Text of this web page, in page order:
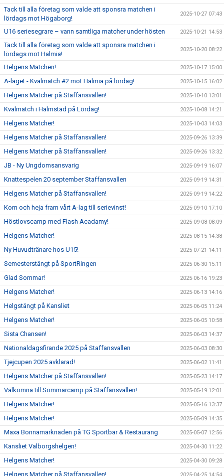
Tack till alla företag som valde att sponsra matchen i
lördags mot Högaborg!
2025-10-27 07:43
U16 seriesegrare – vann samtliga matcher under hösten 2025-10-21 14:53
Tack till alla företag som valde att sponsra matchen i
lördags mot Halmia!
2025-10-20 08:22
Helgens Matchen! 2025-10-17 15:00
A-laget - Kvalmatch #2 mot Halmia på lördag! 2025-10-15 16:02
Helgens Matcher på Staffansvallen! 2025-10-10 13:01
Kvalmatch i Halmstad på Lördag! 2025-10-08 14:21
Helgens Matcher! 2025-10-03 14:03
Helgens Matcher på Staffansvallen! 2025-09-26 13:39
Helgens Matcher på Staffansvallen! 2025-09-26 13:32
JB - Ny Ungdomsansvarig 2025-09-19 16:07
Knattespelen 20 september Staffansvallen 2025-09-19 14:31
Helgens Matcher på Staffansvallen! 2025-09-19 14:22
Kom och heja fram vårt A-lag till serievinst! 2025-09-10 17:10
Höstlovscamp med Flash Acadamy! 2025-09-08 08:09
Helgens Matcher! 2025-08-15 14:38
Ny Huvudtränare hos U15! 2025-07-21 14:11
Semesterstängt på SportRingen 2025-06-30 15:11
Glad Sommar! 2025-06-16 19:23
Helgens Matcher! 2025-06-13 14:16
Helgstängt på Kansliet 2025-06-05 11:24
Helgens Matcher! 2025-06-05 10:58
Sista Chansen! 2025-06-03 14:37
Nationaldagsfirande 2025 på Staffansvallen 2025-06-03 08:30
Tjejcupen 2025 avklarad! 2025-06-02 11:41
Helgens Matcher på Staffansvallen! 2025-05-23 14:17
Välkomna till Sommarcamp på Staffansvallen! 2025-05-19 12:01
Helgens Matcher! 2025-05-16 13:37
Helgens Matcher! 2025-05-09 14:35
Maxa Bonnamarknaden på TG Sportbar & Restaurang 2025-05-07 12:56
Kansliet Valborgshelgen! 2025-04-30 11:22
Helgens Matcher! 2025-04-30 09:28
Helgens Matcher på Staffansvallen!